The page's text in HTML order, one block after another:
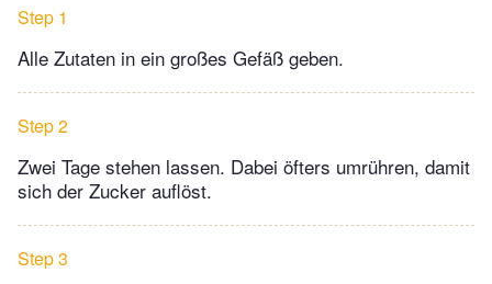
Step 1
Alle Zutaten in ein großes Gefäß geben.
Step 2
Zwei Tage stehen lassen. Dabei öfters umrühren, damit
sich der Zucker auflöst.
Step 3